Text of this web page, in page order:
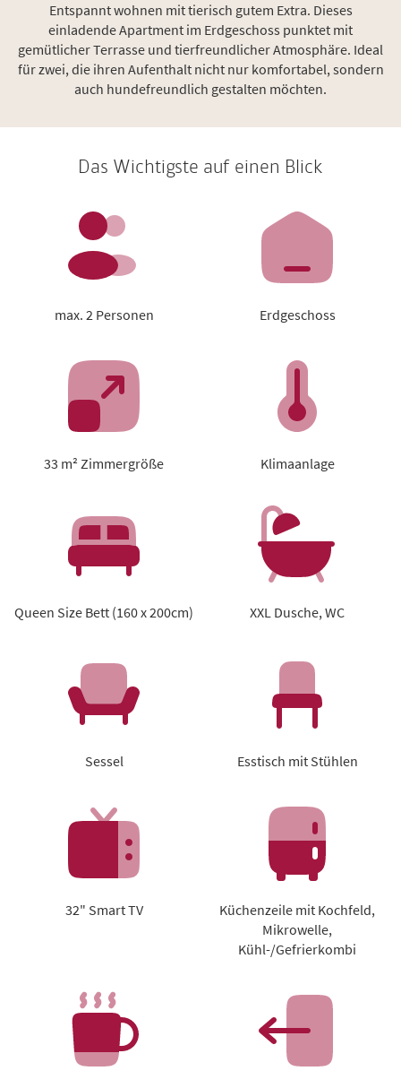
Entspannt wohnen mit tierisch gutem Extra. Dieses
einladende Apartment im Erdgeschoss punktet mit
gemütlicher Terrasse und tierfreundlicher Atmosphäre. Ideal
für zwei, die ihren Aufenthalt nicht nur komfortabel, sondern
auch hundefreundlich gestalten möchten.
Das Wichtigste auf einen Blick
max. 2 Personen Erdgeschoss
33 m² Zimmergröße Klimaanlage
Queen Size Bett (160 x 200cm) XXL Dusche, WC
Sessel Esstisch mit Stühlen
32" Smart TV
Küchenzeile mit Kochfeld,
Mikrowelle,
Kühl-/Gefrierkombi